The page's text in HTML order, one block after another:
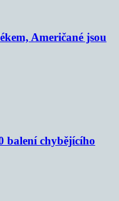
Američané jsou
balení chybějícího